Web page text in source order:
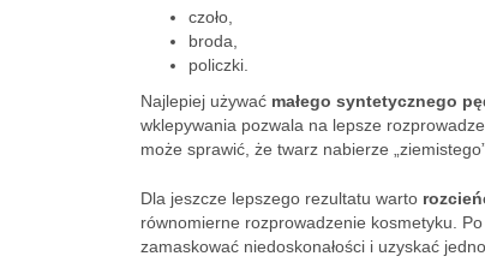
czoło,
broda,
policzki.
Najlepiej używać małego syntetycznego
wklepywania pozwala na lepsze
może sprawić, że twarz nabierze
Dla jeszcze lepszego rezultatu warto
równomierne rozprowadzenie kosmetyku.
zamaskować niedoskonałości i uzyskać